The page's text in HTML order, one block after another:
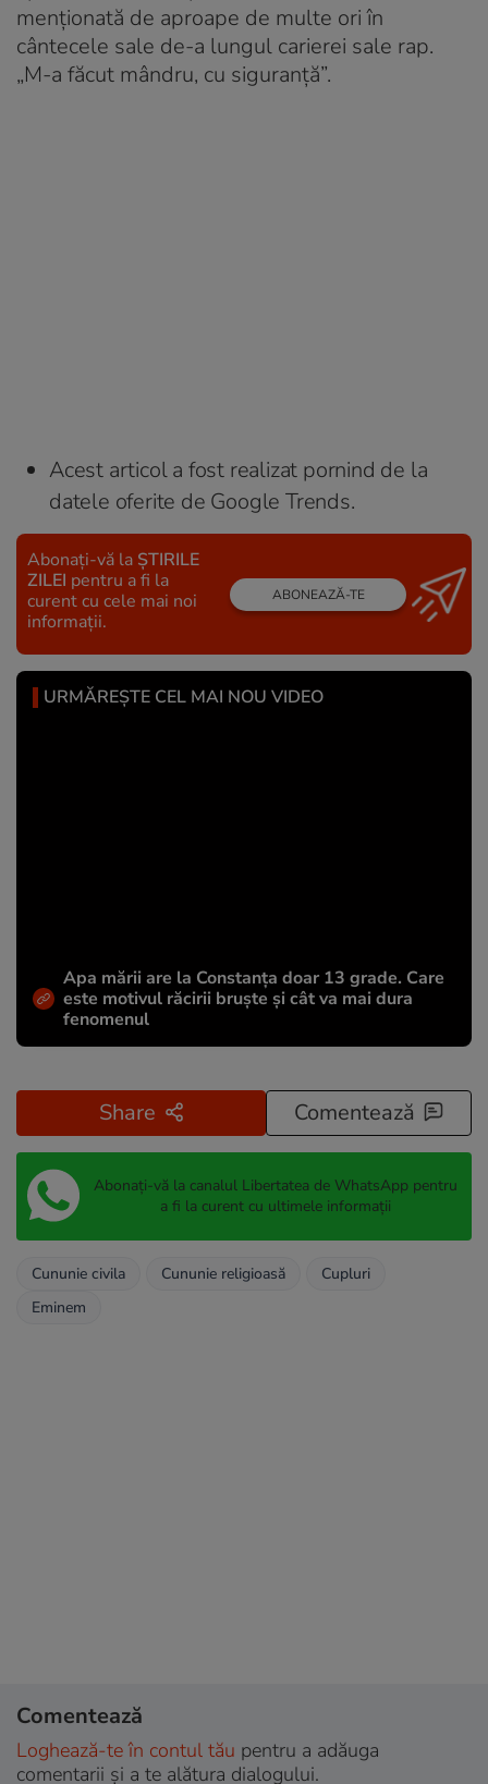
menționată de aproape de multe ori în
cântecele sale de-a lungul carierei sale rap.
„M-a făcut mândru, cu siguranță”.
Acest articol a fost realizat pornind de la
datele oferite de Google Trends.
Abonați-vă la ȘTIRILE
ZILEI pentru a fi la
curent cu cele mai noi
informații.
ABONEAZĂ-TE
URMĂREȘTE CEL MAI NOU VIDEO
Apa mării are la Constanța doar 13 grade. Care
este motivul răcirii bruște și cât va mai dura
fenomenul
Share Comentează
Abonați-vă la canalul Libertatea de WhatsApp pentru
a fi la curent cu ultimele informații
Cununie civila Cununie religioasă
Cupluri
Eminem
Comentează
Loghează-te în contul tău pentru a adăuga
comentarii și a te alătura dialogului.